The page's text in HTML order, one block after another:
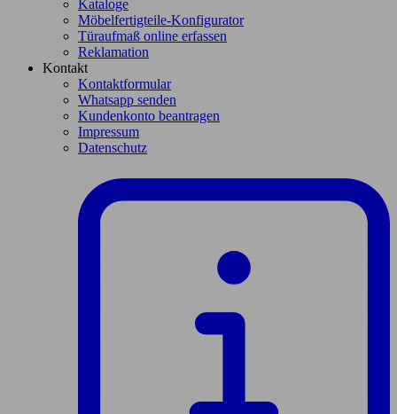
Kataloge
Möbelfertigteile-Konfigurator
Türaufmaß online erfassen
Reklamation
Kontakt
Kontaktformular
Whatsapp senden
Kundenkonto beantragen
Impressum
Datenschutz